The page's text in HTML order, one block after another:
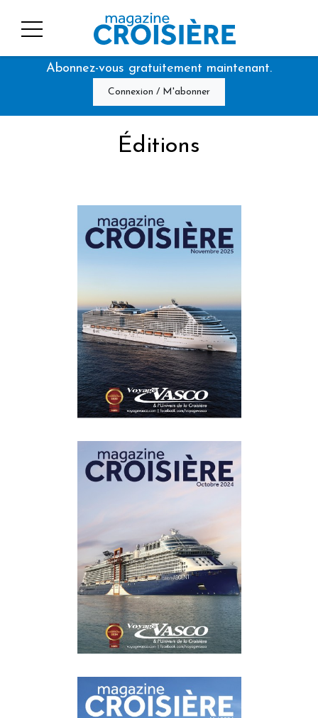
Abonnez-vous gratuitement maintenant.
Connexion / M'abonner
Éditions